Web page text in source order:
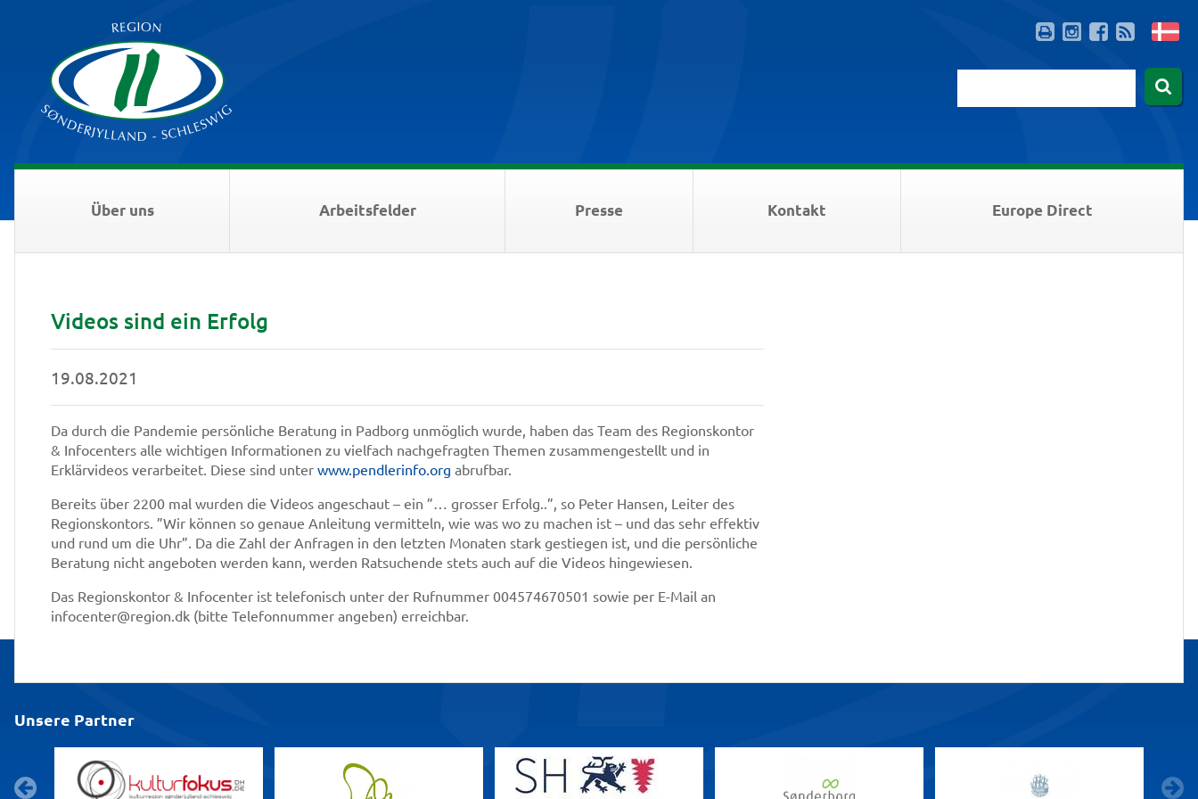
Über uns Arbeitsfelder Presse Kontakt Europe Direct
Videos sind ein Erfolg
19.08.2021
Da durch die Pandemie persönliche Beratung in Padborg unmöglich wurde, haben das Team des Regionskontor
& Infocenters alle wichtigen Informationen zu vielfach nachgefragten Themen zusammengestellt und in
Erklärvideos verarbeitet. Diese sind unter www.pendlerinfo.org abrufbar.
Bereits über 2200 mal wurden die Videos angeschaut – ein ”… grosser Erfolg..”, so Peter Hansen, Leiter des
Regionskontors. ”Wir können so genaue Anleitung vermitteln, wie was wo zu machen ist – und das sehr effektiv
und rund um die Uhr”. Da die Zahl der Anfragen in den letzten Monaten stark gestiegen ist, und die persönliche
Beratung nicht angeboten werden kann, werden Ratsuchende stets auch auf die Videos hingewiesen.
Das Regionskontor & Infocenter ist telefonisch unter der Rufnummer 004574670501 sowie per E-Mail an
infocenter@region.dk (bitte Telefonnummer angeben) erreichbar.
Unsere Partner